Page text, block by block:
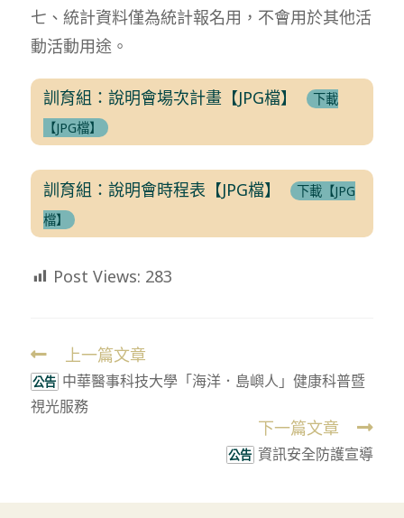
七、統計資料僅為統計報名用，不會用於其他活
動活動用途。
訓育組：說明會場次計畫【JPG檔】
下載
【JPG檔】
訓育組：說明會時程表【JPG檔】
下載【JPG
檔】
Post Views: 283
Read
more
articles
上一篇文章
公告 中華醫事科技大學「海洋．島嶼人」健康科普暨
視光服務
下一篇文章
公告 資訊安全防護宣導